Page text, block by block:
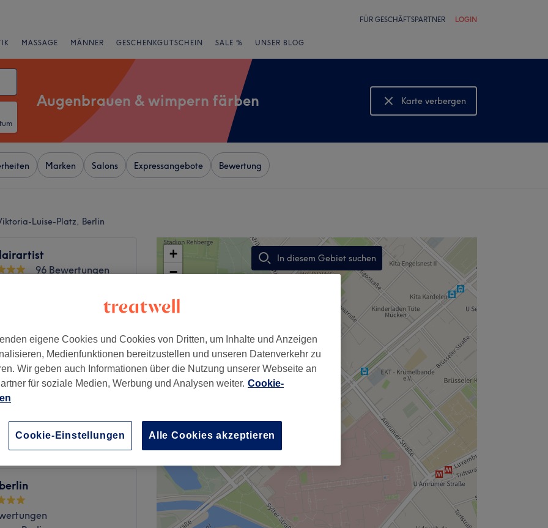
FÜR GESCHÄFTSPARTNER LOGIN
MASSAGE MÄNNER GESCHENKGUTSCHEIN SALE % UNSER BLOG
Augenbrauen & wimpern färben
Karte verbergen
Karte anzeigen
Marken Salons Expressangebote Bewertung
Luise-Platz, Berlin
96 Bewertungen
15 €
+
−
In diesem Gebiet suchen
,
eigene Cookies und Cookies von Dritten, um Inhalte und Anzeigen
Medienfunktionen bereitzustellen und unseren Datenverkehr zu
Wir geben auch Informationen über die Nutzung unserer Webseite an
für soziale Medien, Werbung und Analysen weiter. Cookie-
Cookie-Einstellungen Alle Cookies akzeptieren